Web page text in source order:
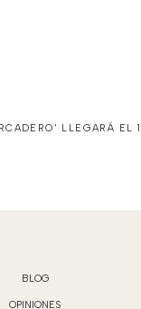
LLEGARÁ EL
BLOG
OPINIONES